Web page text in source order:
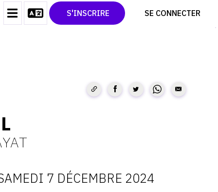
S'INSCRIRE SE CONNECTER
CONTACT
CGU
TWITTER
PINTEREST
7 DÉCEMBRE 2024